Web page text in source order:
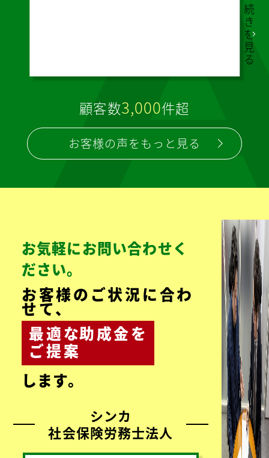
続
き
を
見
る
顧客数3,000件超
お客様の声をもっと見る
お気軽にお問い合わせく
ださい。
お客様のご状況に合わ
せて、
最適な助成金を
ご提案
します。
シンカ
社会保険労務士法人